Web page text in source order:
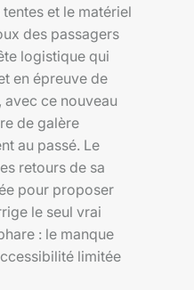
et le matériel
des passagers
logistique qui
en épreuve de
avec ce nouveau
de galère
au passé. Le
retours de sa
pour proposer
le seul vrai
: le manque
limitée